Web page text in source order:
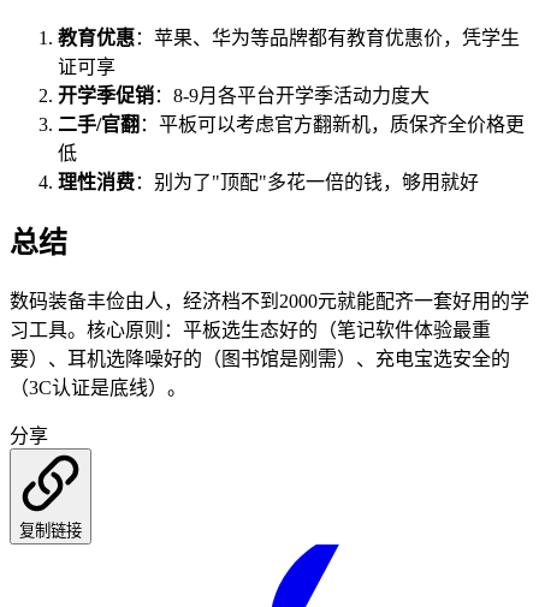
教育优惠：苹果、华为等品牌都有教育优惠价，凭学生
证可享
开学季促销：8-9月各平台开学季活动力度大
二手/官翻 ：平板可以考虑官方翻新机，质保齐全价格更
低
理性消费：别为了"顶配"多花一倍的钱，够用就好
总结
数码装备丰俭由人，经济档不到2000元就能配齐一套好用的学
习工具。核心原则：平板选生态好的（笔记软件体验最重
要）、耳机选降噪好的（图书馆是刚需）、充电宝选安全的
（3C认证是底线）。
分享
复制链接